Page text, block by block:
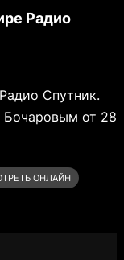
Радио
Спутник.
от 28
ОНЛАЙН